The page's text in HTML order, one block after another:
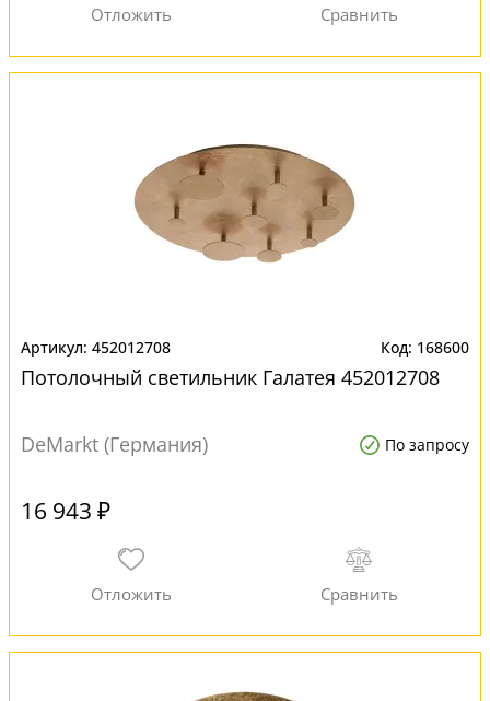
452012708 168600
Потолочный светильник Галатея 452012708
DeMarkt (Германия) По запросу
16 943 ₽